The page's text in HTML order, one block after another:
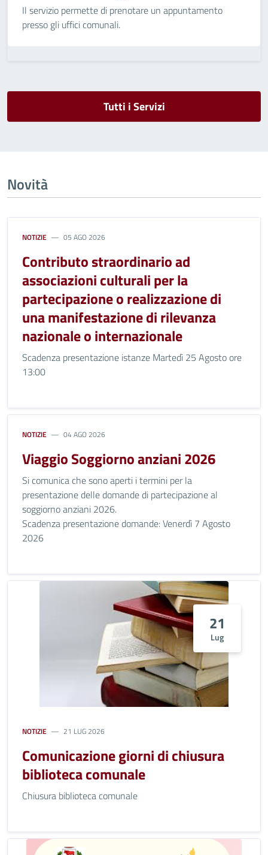
Il servizio permette di prenotare un appuntamento
presso gli uffici comunali.
Tutti i Servizi
Novità
NOTIZIE 05 AGO 2026
Contributo straordinario ad
associazioni culturali per la
partecipazione o realizzazione di
una manifestazione di rilevanza
nazionale o internazionale
Scadenza presentazione istanze Martedì 25 Agosto ore
13:00
NOTIZIE 04 AGO 2026
Viaggio Soggiorno anziani 2026
Si comunica che sono aperti i termini per la
presentazione delle domande di partecipazione al
soggiorno anziani 2026.
Scadenza presentazione domande: Venerdì 7 Agosto
2026
21
Lug
NOTIZIE 21 LUG 2026
Comunicazione giorni di chiusura
biblioteca comunale
Chiusura biblioteca comunale